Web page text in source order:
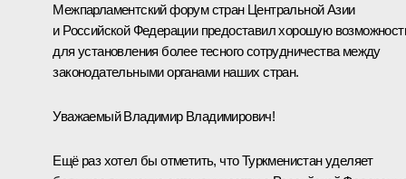
Межпарламентский форум стран Центральной Азии
и Российской Федерации предоставил хорошую
для установления более тесного сотрудничества между
законодательными органами наших стран.
Уважаемый Владимир Владимирович!
Ещё раз хотел бы отметить, что Туркменистан уделяет